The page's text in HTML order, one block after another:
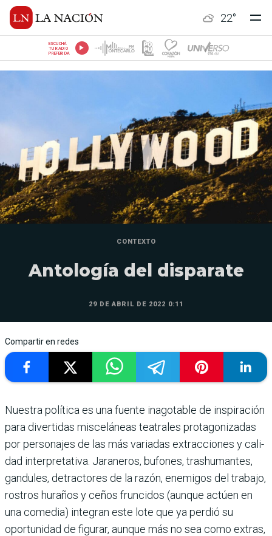
22°
ESCUCHÁ
TU RADIO
PREFERIDA
CONTEXTO
Antología del disparate
29 DE ABRIL DE 2022 0:11
Compartir en redes
Nuestra política es una fuente inagota­ble de inspiración
para divertidas miscelá­neas teatrales protagoniza­das
por personajes de las más variadas extracciones y cali­
dad interpretativa. Jarane­ros, bufones, trashumantes,
gandules, detractores de la razón, enemigos del trabajo,
rostros huraños y ceños frun­cidos (aunque actúen en
una comedia) integran este lote que ya perdió su
oportunidad de figurar, aunque más no sea como extras,